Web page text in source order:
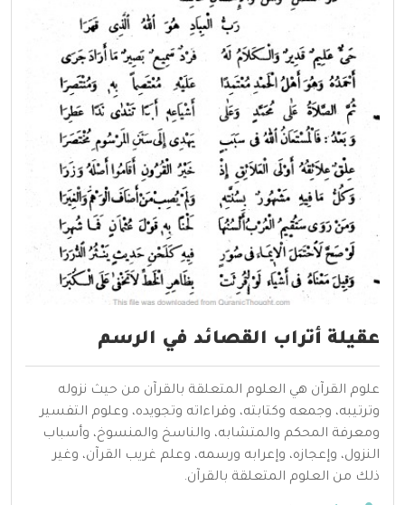
عقيلة أتراب القصائد في الرسم
علوم القرآن هي العلوم المتعلقة بالقرآن من حيث نزوله
وترتيبه، وجمعه وكتابته، وقراءاته وتجويده، وعلوم التفسير
ومعرفة المحكم والمتشابه، والناسخ والمنسوخ، وأسباب
النزول، وإعجازه، وإعرابه ورسمه، وعلم غريب القرآن، وغير
ذلك من العلوم المتعلقة بالقرآن.